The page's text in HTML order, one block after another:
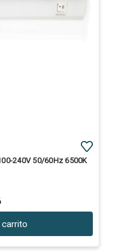
240V 50/60Hz 6500K
carrito